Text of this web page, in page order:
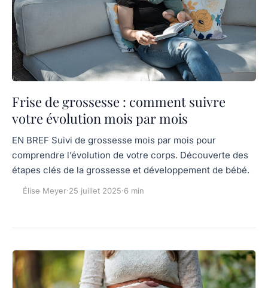
Frise de grossesse : comment suivre
votre évolution mois par mois
EN BREF Suivi de grossesse mois par mois pour
comprendre l’évolution de votre corps. Découverte des
étapes clés de la grossesse et développement de bébé.
Élise Meyer·25 juillet 2025·6 min